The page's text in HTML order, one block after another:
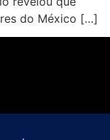
do México […]